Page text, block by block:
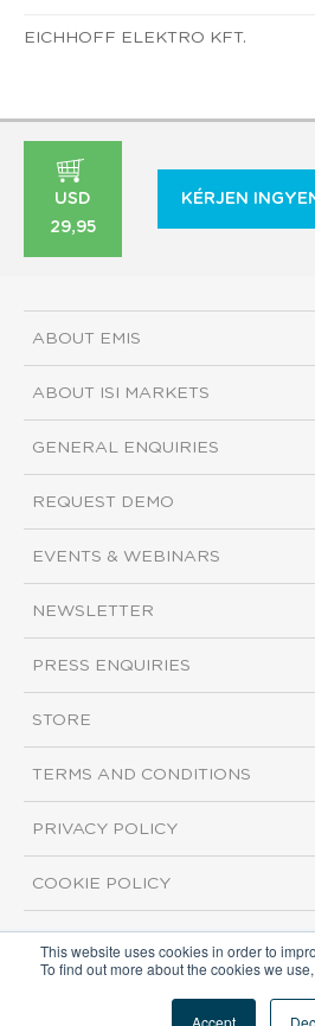
This website uses cookies in order to
To find out more about the cookies we
Accept
EICHHOFF ELEKTRO KFT.
USD
29,95
KÉRJEN
ABOUT EMIS
ABOUT ISI MARKETS
GENERAL ENQUIRIES
REQUEST DEMO
EVENTS & WEBINARS
NEWSLETTER
PRESS ENQUIRIES
STORE
TERMS AND CONDITIONS
PRIVACY POLICY
COOKIE POLICY
Copyright ©2026 ISI Markets.